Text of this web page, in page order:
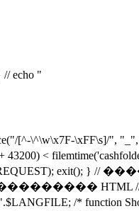
// echo "
\xFF\s]/", "_",
exit(); } //
���������
/* function